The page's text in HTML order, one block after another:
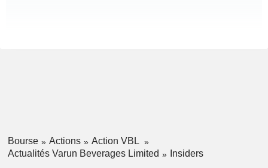
Bourse Actions
Action VBL
Actualités Varun Beverages Limited
Insiders